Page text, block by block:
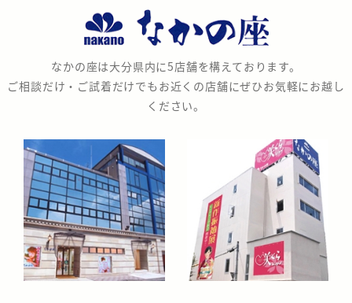
座
なかの座は大分県内に5店舗を構えております。
ご相談だけ・ご試着だけでもお近くの店舗にぜひお気軽にお越し
ください。